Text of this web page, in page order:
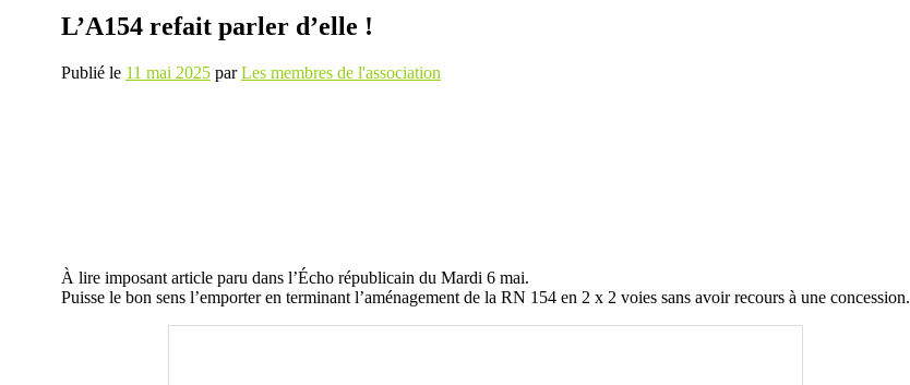
L’A154 refait parler d’elle !
Publié le 11 mai 2025 parLes membres de l'association
À lire imposant article paru dans l’Écho républicain du Mardi 6 mai.
Puisse le bon sens l’emporter en terminant l’aménagement de la RN 154 en 2 x 2 voies sans avoir recours à une concession.